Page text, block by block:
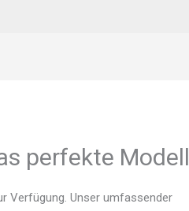
perfekte Modell
Verfügung. Unser umfassender